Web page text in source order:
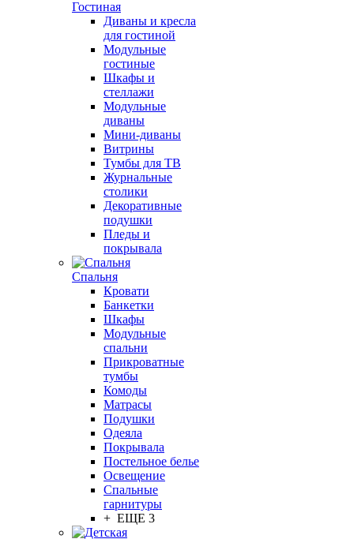
Гостиная
Диваны и кресла
для гостиной
Модульные
гостиные
Шкафы и
стеллажи
Модульные
диваны
Мини-диваны
Витрины
Тумбы для ТВ
Журнальные
столики
Декоративные
подушки
Пледы и
покрывала
Спальня
Кровати
Банкетки
Шкафы
Модульные
спальни
Прикроватные
тумбы
Комоды
Матрасы
Подушки
Одеяла
Покрывала
Постельное белье
Освещение
Спальные
гарнитуры
+ ЕЩЕ 3